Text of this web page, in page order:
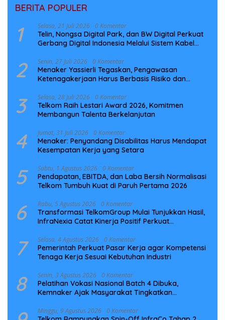
BERITA POPULER
1 Selasa, 21 Juli 2026 0 Komentar
Telin, Nongsa Digital Park, dan BW Digital Perkuat
Gerbang Digital Indonesia Melalui Sistem Kabel
2 Senin, 27 Juli 2026 0 Komentar
Menaker Yassierli Tegaskan, Pengawasan
Ketenagakerjaan Harus Berbasis Risiko dan
3 Selasa, 28 Juli 2026 0 Komentar
Telkom Raih Lestari Award 2026, Komitmen
Membangun Talenta Berkelanjutan
4 Jumat, 31 Juli 2026 0 Komentar
Menaker: Penyandang Disabilitas Harus Mendapat
Kesempatan Kerja yang Setara
5 Sabtu, 1 Agustus 2026 0 Komentar
Pendapatan, EBITDA, dan Laba Bersih Normalisasi
Telkom Tumbuh Kuat di Paruh Pertama 2026
6 Rabu, 5 Agustus 2026 0 Komentar
Transformasi TelkomGroup Mulai Tunjukkan Hasil,
InfraNexia Catat Kinerja Positif Perkuat
7 Selasa, 4 Agustus 2026 0 Komentar
Pemerintah Perkuat Pasar Kerja agar Kompetensi
Tenaga Kerja Sesuai Kebutuhan Industri
8 Senin, 3 Agustus 2026 0 Komentar
Pelatihan Vokasi Nasional Batch 4 Dibuka,
Kemnaker Ajak Masyarakat Tingkatkan
Minggu, 9 Agustus 2026 0 Komentar